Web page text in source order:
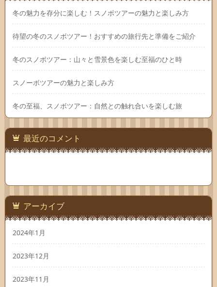
冬の魅力を存分に楽しむ！スノボツアーの魅力と楽しみ方
待望の冬のスノボツアー！おすすめの旅行先と準備をご紹介
冬のスノボツアー：山々と雪景色を楽しむ至福のひと時
スノーボツアーの魅力と楽しみ方
冬の至福、スノボツアー：自然との触れ合いを楽しむ旅
最近のコメント
アーカイブ
2024年1月
2023年12月
2023年11月